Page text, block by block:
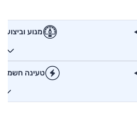
מנוע וביצועים
טעינה חשמלית